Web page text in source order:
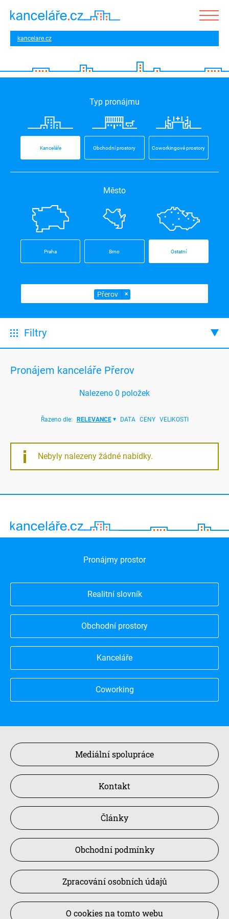
kancelare.cz
Typ pronájmu
Kanceláře Obchodní prostory Coworkingové prostory
Město
Praha Brno Ostatní
Přerov ×
Filtry
Pronájem kanceláře Přerov
Nalezeno 0 položek
Řazeno dle: RELEVANCE DATA CENY VELIKOSTI
Nebyly nalezeny žádné nabídky.
Pronájmy prostor
Realitní slovník
Obchodní prostory
Kanceláře
Coworking
Mediální spolupráce
Kontakt
Články
Obchodní podmínky
Zpracování osobních údajů
O cookies na tomto webu